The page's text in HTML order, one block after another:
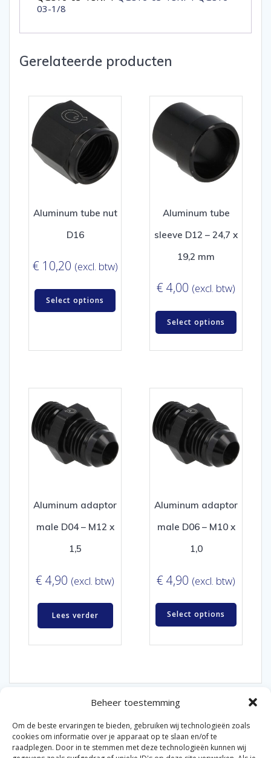
Beheer toestemming
Om de beste ervaringen te bieden, gebruiken wij technologieën zoals
cookies om informatie over je apparaat op te slaan en/of te
raadplegen. Door in te stemmen met deze technologieën kunnen wij
03-1/8
Gerelateerde producten
Aluminum tube nut
D16
€ 10,20 (excl. btw)
Select options
Aluminum tube
sleeve D12 – 24,7 x
19,2 mm
€ 4,00 (excl. btw)
Select options
Aluminum adaptor
male D04 – M12 x
1,5
€ 4,90 (excl. btw)
Lees verder
Aluminum adaptor
male D06 – M10 x
1,0
€ 4,90 (excl. btw)
Select options